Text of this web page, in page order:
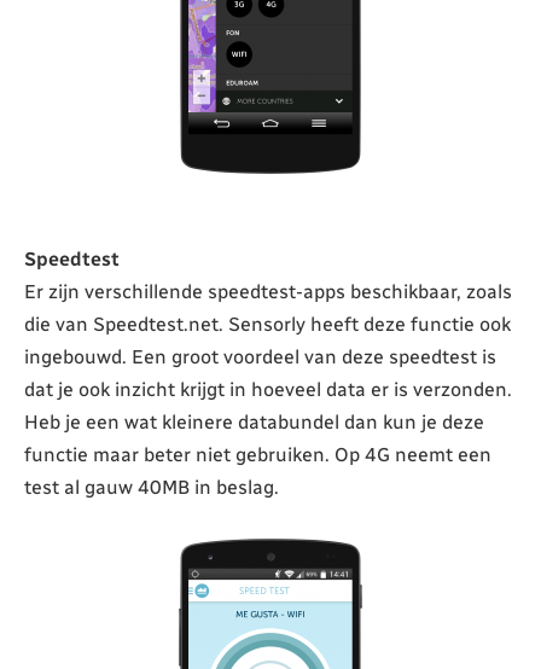
Speedtest
Er zijn verschillende speedtest-apps beschikbaar, zoals
die van Speedtest.net. Sensorly heeft deze functie ook
ingebouwd. Een groot voordeel van deze speedtest is
dat je ook inzicht krijgt in hoeveel data er is verzonden.
Heb je een wat kleinere databundel dan kun je deze
functie maar beter niet gebruiken. Op 4G neemt een
test al gauw 40MB in beslag.